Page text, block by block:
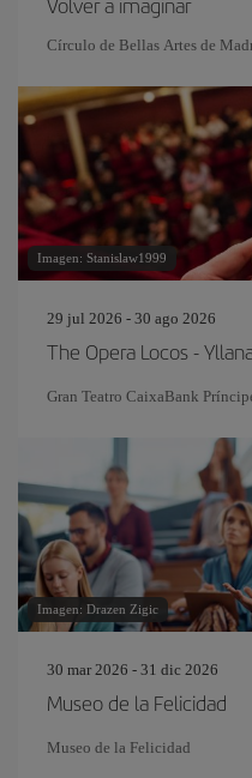
Círculo de Bellas Artes de
Imagen: Stanislaw1999
29 jul 2026 - 30 ago 2026
The Opera Locos -
Gran Teatro CaixaBank
Imagen: Drazen Zigic
30 mar 2026 - 31 dic 2026
Museo de la Felicidad
Museo de la Felicidad